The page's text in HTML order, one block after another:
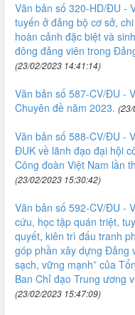
Văn bản số 320-HD/ĐU -
tuyến ở đảng bộ cơ sở,
hoàn cảnh đặc biệt và
đông đảng viên trong
(23/02/2023 14:41:14)
Văn bản số 587-CV/ĐU -
Chuyên đề năm 2023.
Văn bản số 588-CV/ĐU -
ĐUK về lãnh đạo đại hội
Công đoàn Việt Nam lần
(23/02/2023 15:30:42)
Văn bản số 592-CV/ĐU -
cứu, học tập quán triệt,
quyết, kiên trì đấu tranh
góp phần xây dựng Đảng
sạch, vững mạnh” của
Ban Chỉ đạo Trung ương
(23/02/2023 15:47:09)